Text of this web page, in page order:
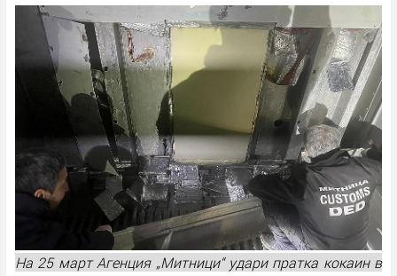
На 25 март Агенция „Митници“ удари пратка кокаин в